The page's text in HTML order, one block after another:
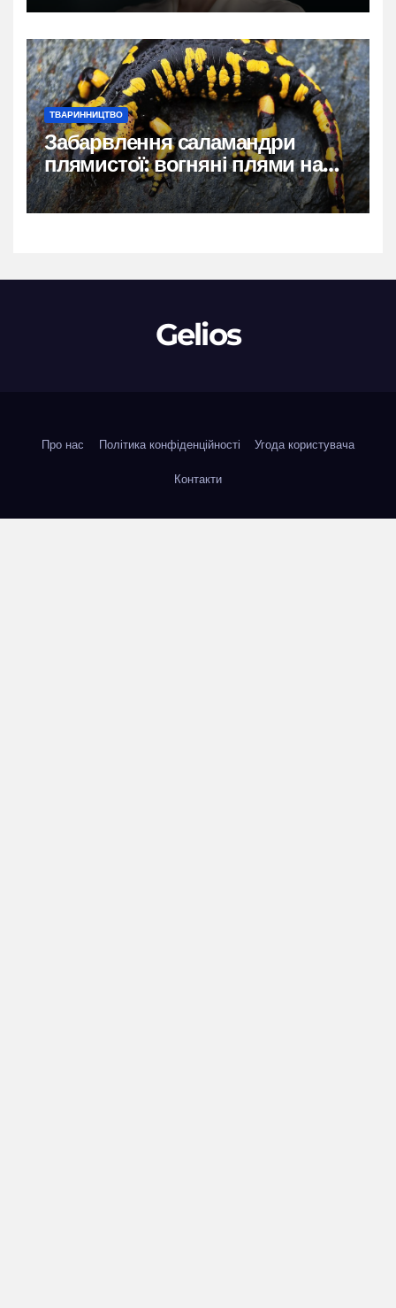
ТВАРИННИЦТВО
Забарвлення саламандри
плямистої: вогняні плями на
чорному тлі
Gelios
Про нас Політика конфіденційності Угода користувача
Контакти